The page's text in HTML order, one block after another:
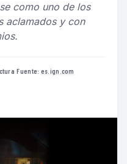
como uno de los
aclamados y con
·Fuente: es.ign.com